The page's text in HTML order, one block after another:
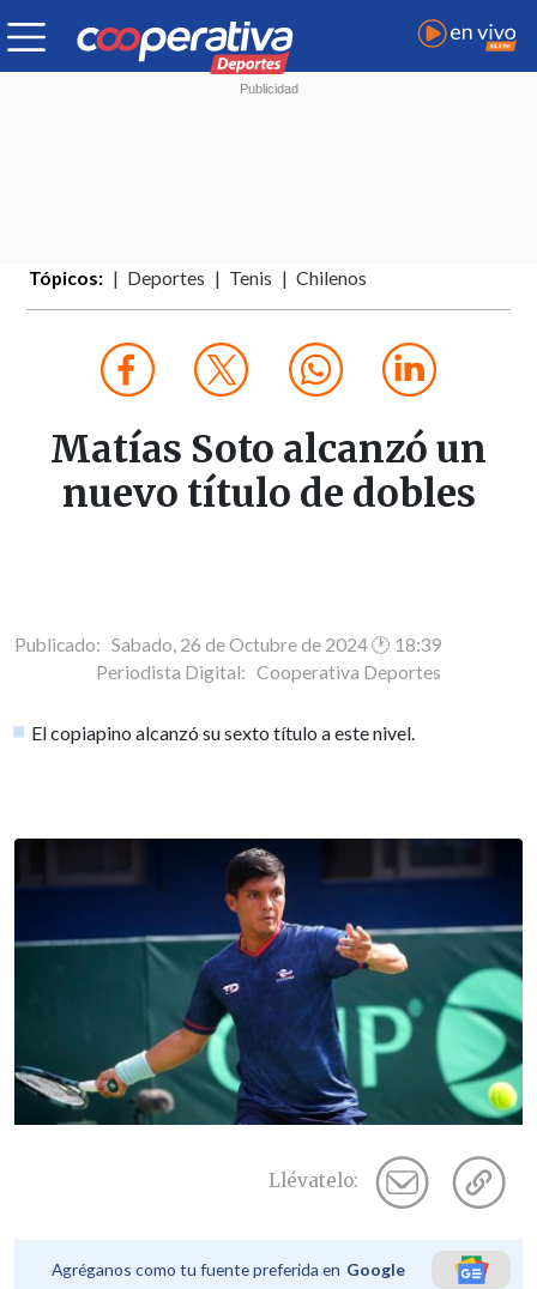
Tópicos: Deportes Tenis Chilenos
Matías Soto alcanzó un
nuevo título de dobles
Publicado: Sabado, 26 de Octubre de 2024 🕐 18:39
Periodista Digital: Cooperativa Deportes
El copiapino alcanzó su sexto título a este nivel.
Llévatelo:
Agréganos como tu fuente preferida en Google